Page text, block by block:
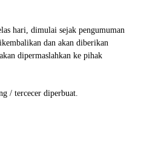
hari, dimulai sejak pengumuman
dan akan diberikan
dipermaslahkan ke pihak
/ tercecer diperbuat.